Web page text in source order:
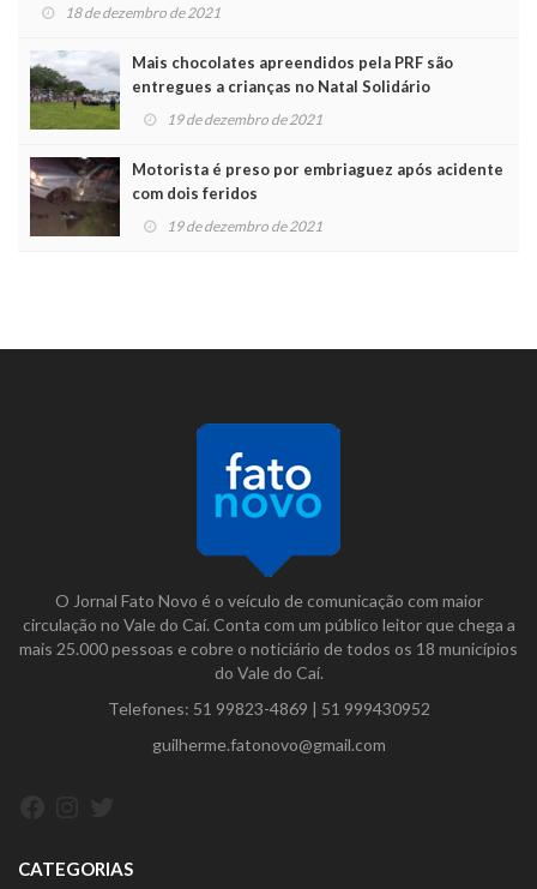
18 de dezembro de 2021
Mais chocolates apreendidos pela PRF são
entregues a crianças no Natal Solidário
19 de dezembro de 2021
Motorista é preso por embriaguez após acidente
com dois feridos
19 de dezembro de 2021
O Jornal Fato Novo é o veículo de comunicação com maior
circulação no Vale do Caí. Conta com um público leitor que chega a
mais 25.000 pessoas e cobre o noticiário de todos os 18 municípios
do Vale do Caí.
Telefones: 51 99823-4869 | 51 999430952
guilherme.fatonovo@gmail.com
CATEGORIAS